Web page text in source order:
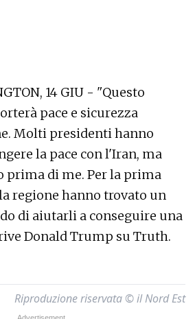
14 GIU - "Questo
pace e sicurezza
Molti presidenti hanno
la pace con l'Iran, ma
di me. Per la prima
regione hanno trovato un
di aiutarli a conseguire una
Donald Trump su Truth.
Riproduzione riservata © il Nord Est